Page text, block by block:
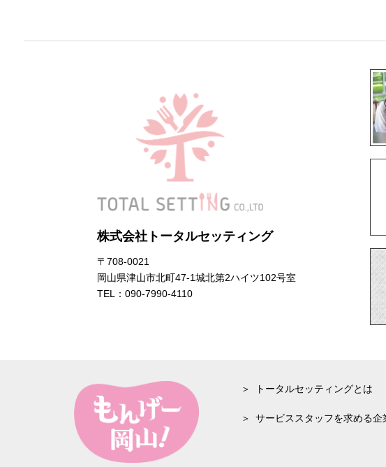
株式会社トータルセッティング
〒708-0021
岡山県津山市北町47-1城北第2ハイツ102号室
TEL：090-7990-4110
トータルセッティングとは
サービススタッフを求める企